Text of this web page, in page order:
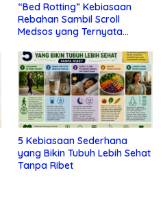
“Bed Rotting” Kebiasaan
Rebahan Sambil Scroll
Medsos yang Ternyata
5 Kebiasaan Sederhana
yang Bikin Tubuh Lebih Sehat
Tanpa Ribet